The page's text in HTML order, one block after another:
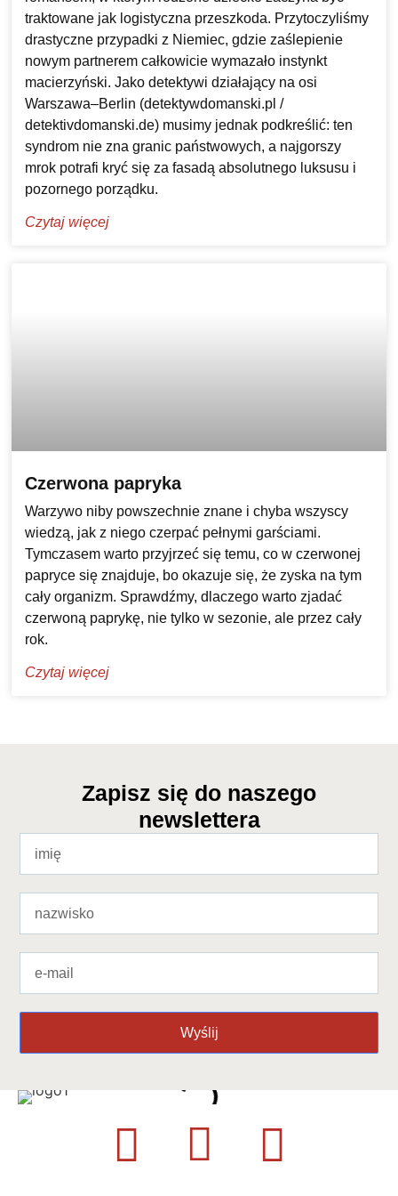
traktowane jak logistyczna przeszkoda. Przytoczyliśmy
drastyczne przypadki z Niemiec, gdzie zaślepienie
nowym partnerem całkowicie wymazało instynkt
macierzyński. Jako detektywi działający na osi
Warszawa–Berlin (detektywdomanski.pl /
detektivdomanski.de) musimy jednak podkreślić: ten
syndrom nie zna granic państwowych, a najgorszy
mrok potrafi kryć się za fasadą absolutnego luksusu i
pozornego porządku.
Czytaj więcej
Czerwona papryka
Warzywo niby powszechnie znane i chyba wszyscy
wiedzą, jak z niego czerpać pełnymi garściami.
Tymczasem warto przyjrzeć się temu, co w czerwonej
papryce się znajduje, bo okazuje się, że zyska na tym
cały organizm. Sprawdźmy, dlaczego warto zjadać
czerwoną paprykę, nie tylko w sezonie, ale przez cały
rok.
Czytaj więcej
Zapisz się do naszego
newslettera
Wyślij